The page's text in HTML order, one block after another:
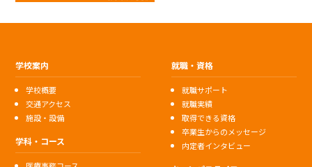
学校案内
学校概要
交通アクセス
施設・設備
学科・コース
就職・資格
就職サポート
就職実績
取得できる資格
卒業生からのメッセージ
内定者インタビュー